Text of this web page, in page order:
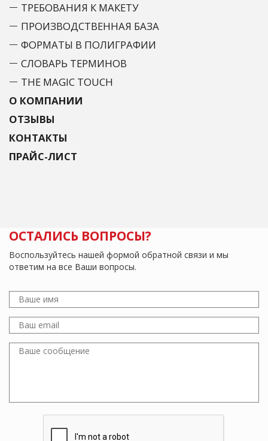
ТРЕБОВАНИЯ К МАКЕТУ
ПРОИЗВОДСТВЕННАЯ БАЗА
ФОРМАТЫ В ПОЛИГРАФИИ
СЛОВАРЬ ТЕРМИНОВ
THE MAGIC TOUCH
О КОМПАНИИ
ОТЗЫВЫ
КОНТАКТЫ
ПРАЙС-ЛИСТ
ОСТАЛИСЬ ВОПРОСЫ?
Воспользуйтесь нашей формой обратной связи и мы
ответим на все Ваши вопросы.